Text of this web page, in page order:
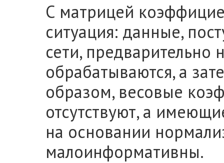
С матрицей
ситуация: данные,
сети, предварительно
обрабатываются, а
образом, весовые
отсутствуют, а
на основании
малоинформативны.